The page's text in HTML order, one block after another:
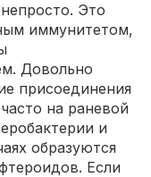
Это
иммунитетом,
Довольно
присоединения
на раневой
и
образуются
Если